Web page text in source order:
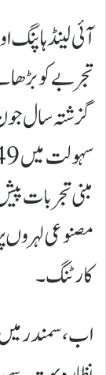
آئی لینڈ
تجربے کو
مبنی تجربات
مصنوعی لہروں
کارٹنگ۔
اب، سمندر میں